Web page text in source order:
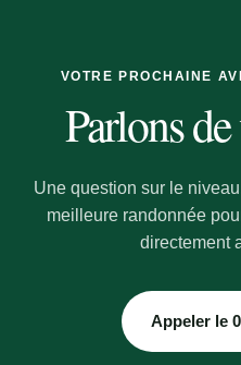
VOTRE PROCHAINE
Parlons
Une question sur le
meilleure randonnée
directement
Appeler le